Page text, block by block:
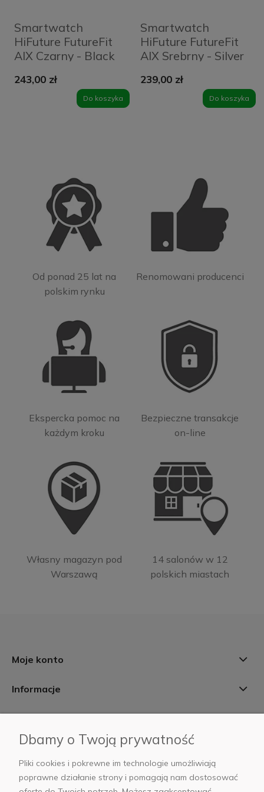
Smartwatch
HiFuture FutureFit
AIX Czarny - Black
243,00 zł
Do koszyka
Smartwatch
HiFuture FutureFit
AIX Srebrny - Silver
239,00 zł
Do koszyka
Od ponad 25 lat na
polskim rynku
Renomowani producenci
Ekspercka pomoc na
każdym kroku
Bezpieczne transakcje
on-line
Własny magazyn pod
Warszawą
14 salonów w 12
polskich miastach
Moje konto
Informacje
AB Foto
Dbamy o Twoją prywatność
Pliki cookies i pokrewne im technologie umożliwiają
poprawne działanie strony i pomagają nam dostosować